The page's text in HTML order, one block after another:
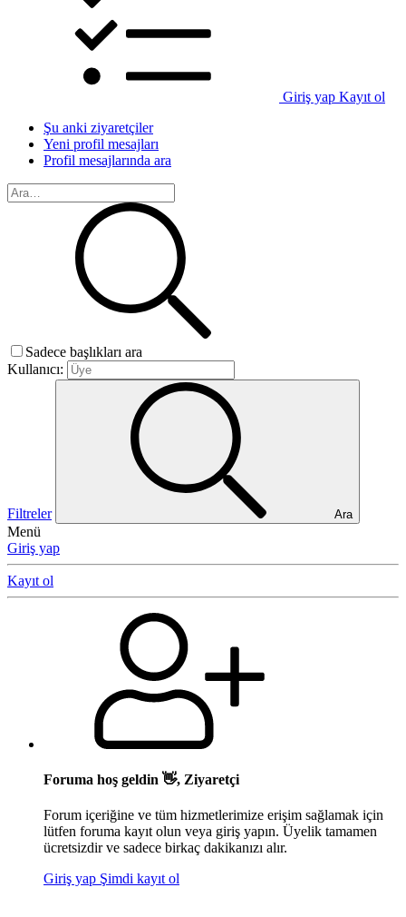
Giriş yap Kayıt ol
Şu anki ziyaretçiler
Yeni profil mesajları
Profil mesajlarında ara
Sadece başlıkları ara
Kullanıcı:
Filtreler Ara
Menü
Giriş yap
Kayıt ol
Foruma hoş geldin 👋, Ziyaretçi
Forum içeriğine ve tüm hizmetlerimize erişim sağlamak için
lütfen foruma kayıt olun veya giriş yapın. Üyelik tamamen
ücretsizdir ve sadece birkaç dakikanızı alır.
Giriş yap Şimdi kayıt ol